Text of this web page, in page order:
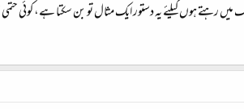
رہتے ہوں کیلئے یہ دستور ایک مثال تو بن سکتا ہے، کوئی